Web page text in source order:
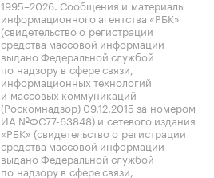
1995–2026. Сообщения и материалы
информационного агентства «РБК»
(свидетельство о регистрации
средства массовой информации
выдано Федеральной службой
по надзору в сфере связи,
информационных технологий
и массовых коммуникаций
(Роскомнадзор) 09.12.2015 за номером
ИА №ФС77-63848) и сетевого издания
«РБК» (свидетельство о регистрации
средства массовой информации
выдано Федеральной службой
по надзору в сфере связи,